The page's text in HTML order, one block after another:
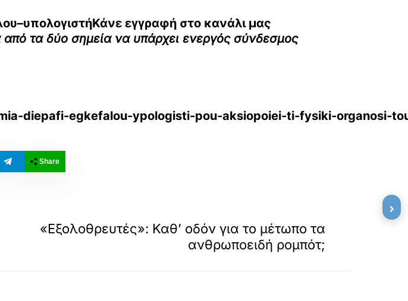
εγγραφή στο κανάλι μας
τα δύο σημεία να υπάρχει ενεργός σύνδεσμος
diepafi-egkefalou-ypologisti-pou-aksiopoiei-ti-fysiki-organosi-
Share
«Εξολοθρευτές»: Καθ’ οδόν για το μέτωπο τα
ανθρωποειδή ρομπότ;
›